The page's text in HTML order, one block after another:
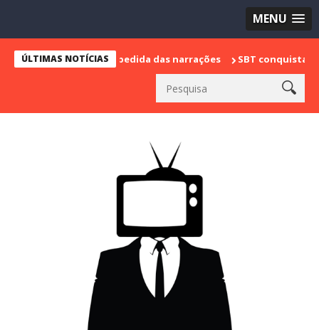
MENU
ÚLTIMAS NOTÍCIAS
sua despedida das narrações SBT conquista a vice